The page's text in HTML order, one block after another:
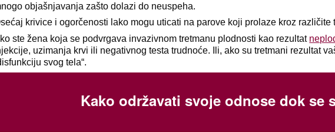
objašnjavanja zašto dolazi do neuspeha.
krivice i ogorčenosti lako mogu uticati na parove koji prolaze kroz
ste žena koja se podvrgava invazivnom tretmanu plodnosti kao rezultat
uzimanja krvi ili negativnog testa trudnoće. Ili, ako su tretmani rezultat
svog tela“.
Kako održavati svoje odnose dok se